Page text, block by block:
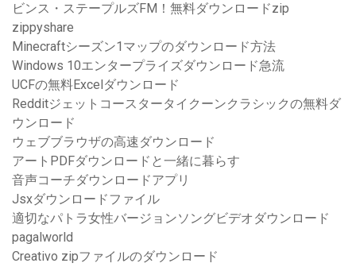
ビンス・ステープルズFM！無料ダウンロードzip
zippyshare
Minecraftシーズン1マップのダウンロード方法
Windows 10エンタープライズダウンロード急流
UCFの無料Excelダウンロード
Redditジェットコースタータイクーンクラシックの無料ダ
ウンロード
ウェブブラウザの高速ダウンロード
アートPDFダウンロードと一緒に暮らす
音声コーチダウンロードアプリ
Jsxダウンロードファイル
適切なパトラ女性バージョンソングビデオダウンロード
pagalworld
Creativo zipファイルのダウンロード